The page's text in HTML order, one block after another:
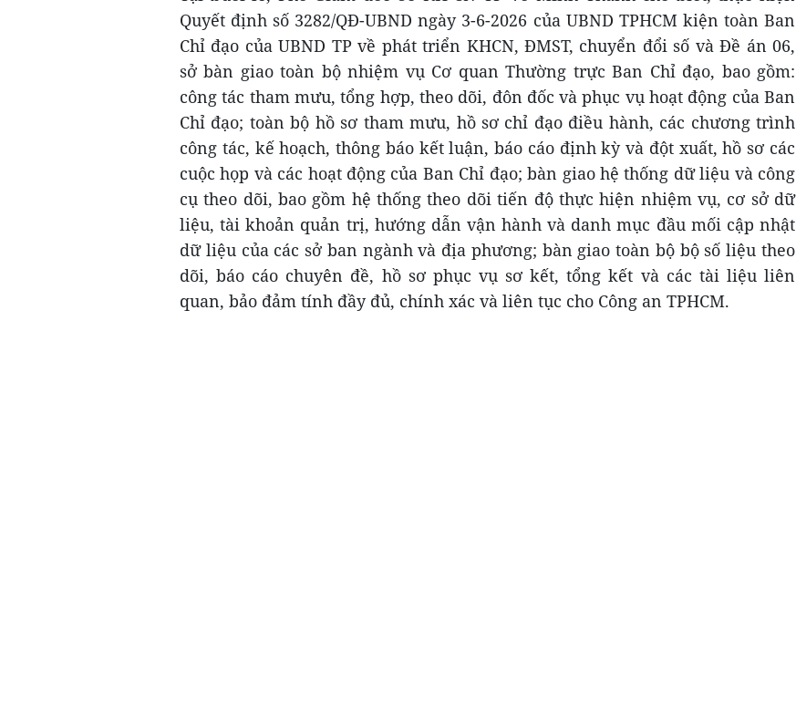
Quyết định số 3282/QĐ-UBND ngày 3-6-2026 của UBND TPHCM kiện toàn Ban
Chỉ đạo của UBND TP về phát triển KHCN, ĐMST, chuyển đổi số và Đề án 06,
sở bàn giao toàn bộ nhiệm vụ Cơ quan Thường trực Ban Chỉ đạo, bao gồm:
công tác tham mưu, tổng hợp, theo dõi, đôn đốc và phục vụ hoạt động của Ban
Chỉ đạo; toàn bộ hồ sơ tham mưu, hồ sơ chỉ đạo điều hành, các chương trình
công tác, kế hoạch, thông báo kết luận, báo cáo định kỳ và đột xuất, hồ sơ các
cuộc họp và các hoạt động của Ban Chỉ đạo; bàn giao hệ thống dữ liệu và công
cụ theo dõi, bao gồm hệ thống theo dõi tiến độ thực hiện nhiệm vụ, cơ sở dữ
liệu, tài khoản quản trị, hướng dẫn vận hành và danh mục đầu mối cập nhật
dữ liệu của các sở ban ngành và địa phương; bàn giao toàn bộ bộ số liệu theo
dõi, báo cáo chuyên đề, hồ sơ phục vụ sơ kết, tổng kết và các tài liệu liên
quan, bảo đảm tính đầy đủ, chính xác và liên tục cho Công an TPHCM.